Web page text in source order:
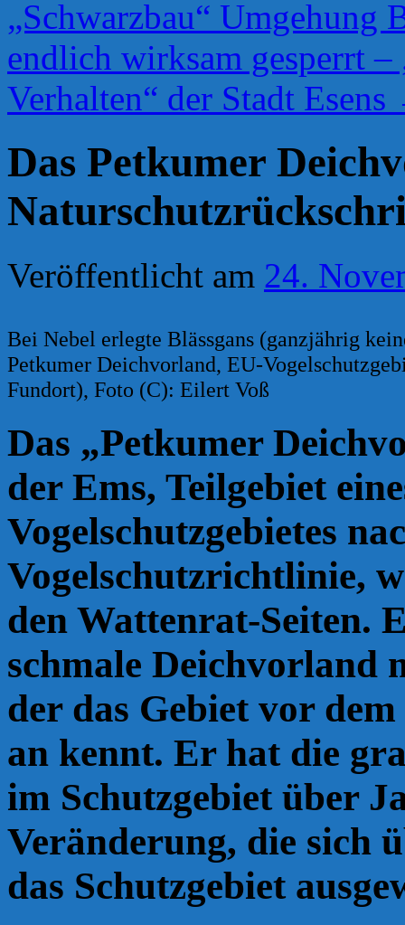
„Schwarzbau“ Umgehung
endlich wirksam gesperrt –
Verhalten“ der Stadt Esens
Das Petkumer
Veröffentlicht am 24.
Bei Nebel erlegte Blässgans (ganzjährig
Petkumer Deichvorland, EU-
Fundort), Foto (C): Eilert Voß
Das „Petkumer
der Ems, Teilgebiet
Vogelschutzgebietes
Vogelschutzrichtlinie,
den Wattenrat-Seiten.
schmale Deichvorland
der das Gebiet vor
an kennt. Er hat die
im Schutzgebiet über
Veränderung, die sich
das Schutzgebiet